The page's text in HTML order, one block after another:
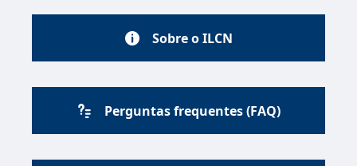
Sobre o ILCN
Perguntas frequentes (FAQ)